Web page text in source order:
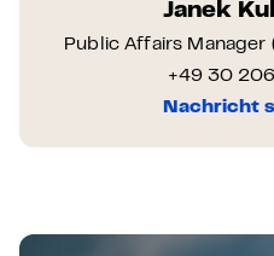
Janek
Public Affairs Manager
+49 30
Nachricht